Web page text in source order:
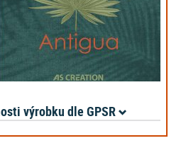
výrobku dle GPSR